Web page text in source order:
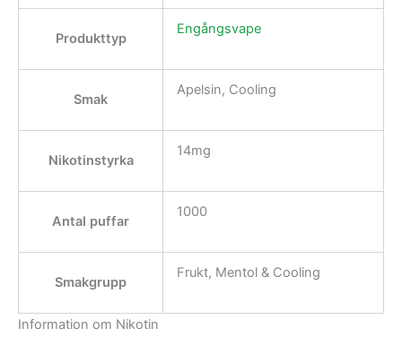
Produkttyp
Engångsvape
Smak
Apelsin, Cooling
Nikotinstyrka
14mg
Antal puffar
1000
Smakgrupp
Frukt, Mentol & Cooling
Information om Nikotin